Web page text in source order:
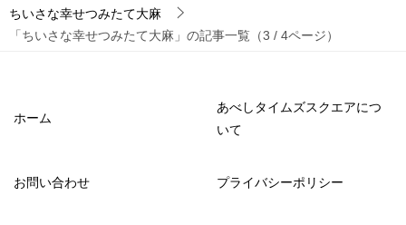
ちいさな幸せつみたて大麻
「ちいさな幸せつみたて大麻」の記事一覧（3 / 4ページ）
ホーム
あべしタイムズスクエアにつ
いて
お問い合わせ プライバシーポリシー